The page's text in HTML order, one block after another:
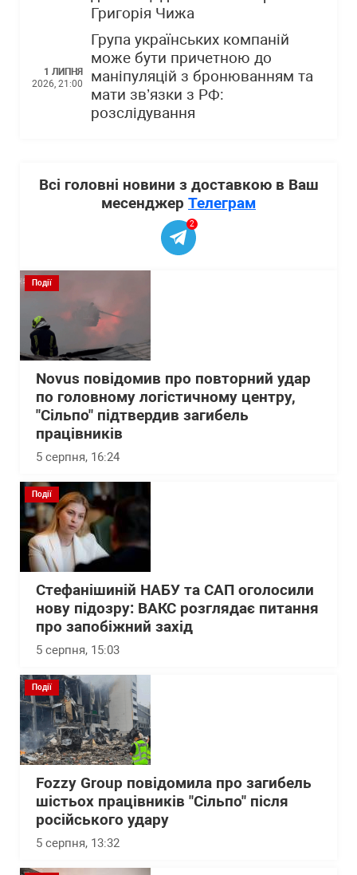
Григорія Чижа
1 ЛИПНЯ
2026, 21:00
Група українських компаній
може бути причетною до
маніпуляцій з бронюванням та
мати зв’язки з РФ:
розслідування
Всі головні новини з доставкою в Ваш
месенджер Телеграм
2
Події
Novus повідомив про повторний удар
по головному логістичному центру,
"Сільпо" підтвердив загибель
працівників
5 серпня, 16:24
Події
Стефанішиній НАБУ та САП оголосили
нову підозру: ВАКС розглядає питання
про запобіжний захід
5 серпня, 15:03
Події
Fozzy Group повідомила про загибель
шістьох працівників "Сільпо" після
російського удару
5 серпня, 13:32